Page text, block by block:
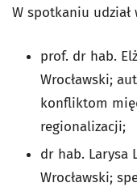
W spotkaniu udział
prof. dr hab.
Wrocławski;
konfliktom
regionalizacji;
dr hab. Larysa
Wrocławski;